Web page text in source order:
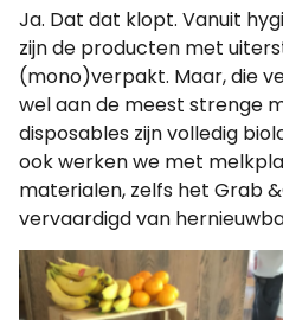
Ja. Dat dat klopt. Vanuit
zijn de producten met
(mono)verpakt. Maar, die
wel aan de meest strenge
disposables zijn volledig
ook werken we met
materialen, zelfs het Grab
vervaardigd van